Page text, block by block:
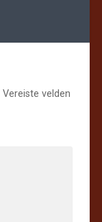
Vereiste velden